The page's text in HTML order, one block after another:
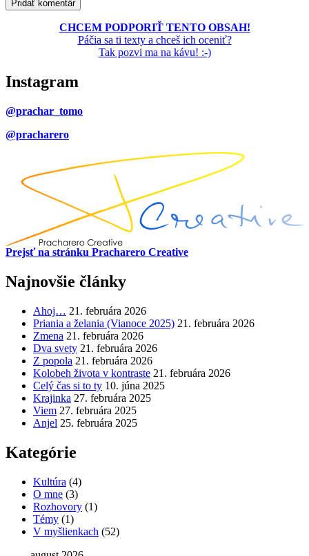
CHCEM PODPORIŤ TENTO OBSAH!
Páčia sa ti texty a chceš ich oceniť?
Tak pozvi ma na kávu! :-)
Instagram
@prachar_tomo
@pracharero
Prejsť na stránku Pracharero Creative
Najnovšie články
Ahoj… 21. februára 2026
Priania a želania (Vianoce 2025) 21. februára 2026
Zmena 21. februára 2026
Dva svety 21. februára 2026
Z popola 21. februára 2026
Kolobeh života v kontraste 21. februára 2026
Celý čas si to ty 10. júna 2025
Krajinka 27. februára 2025
Viem 27. februára 2025
Anjel 25. februára 2025
Kategórie
Kultúra (4)
O mne (3)
Rozhovory (1)
Témy (1)
V myšlienkach (52)